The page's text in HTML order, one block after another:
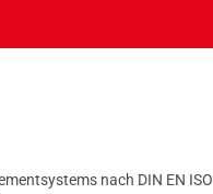
nach DIN EN ISO